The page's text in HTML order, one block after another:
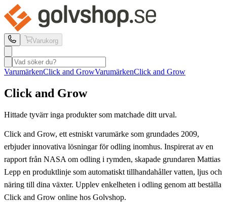
Varukorg
VarumärkenClick and GrowVarumärkenClick and Grow
Click and Grow
Hittade tyvärr inga produkter som matchade ditt urval.
Click and Grow, ett estniskt varumärke som grundades 2009,
erbjuder innovativa lösningar för odling inomhus. Inspirerat av en
rapport från NASA om odling i rymden, skapade grundaren Mattias
Lepp en produktlinje som automatiskt tillhandahåller vatten, ljus och
näring till dina växter. Upplev enkelheten i odling genom att beställa
Click and Grow online hos Golvshop.